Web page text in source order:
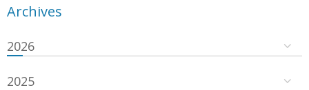
Archives
2026
2025